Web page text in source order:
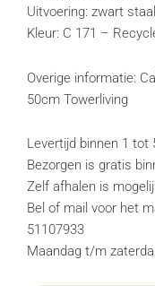
Uitvoering: zwart
Kleur: C 171 –
Overige informatie:
50cm Towerliving
Levertijd binnen 1 tot
Bezorgen is gratis
Zelf afhalen is
Bel of mail voor het
51107933
Maandag t/m